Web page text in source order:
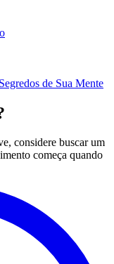
de Sua Mente
considere buscar um
começa quando